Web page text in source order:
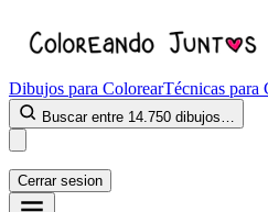
Dibujos para ColorearTécnicas para
Buscar entre 14.750 dibujos…
Cerrar sesion